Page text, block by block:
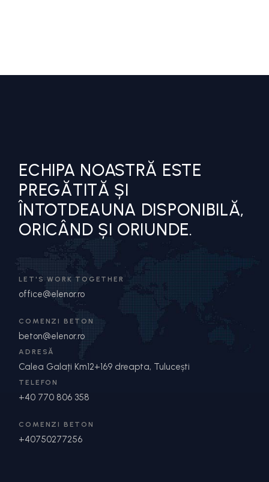
ECHIPA NOASTRĂ ESTE
PREGĂTITĂ ȘI
ÎNTOTDEAUNA DISPONIBILĂ,
ORICÂND ȘI ORIUNDE.
LET'S WORK TOGETHER
office@elenor.ro
COMENZI BETON
beton@elenor.ro
ADRESĂ
Calea Galați Km12+169 dreapta, Tulucești
TELEFON
+40 770 806 358
COMENZI BETON
+40750277256